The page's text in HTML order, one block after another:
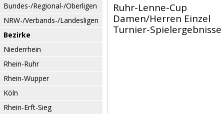
Bundes-/Regional-/Oberligen
NRW-/Verbands-/Landesligen
Bezirke
Niederrhein
Rhein-Ruhr
Rhein-Wupper
Köln
Rhein-Erft-Sieg
Ruhr-Lenne-Cup
Damen/Herren Einzel
Turnier-Spielergebnisse